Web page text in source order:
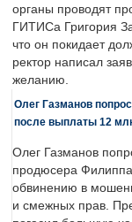
органы проводят
ГИТИСа Григория
что он покидает
ректор написал
желанию.
Олег Газманов
после выплаты 12
Олег Газманов
продюсера
обвинению в
и смежных прав.